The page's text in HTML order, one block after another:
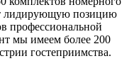
лидирующую позицию
профессиональной
мы имеем более 200
гостеприимства.